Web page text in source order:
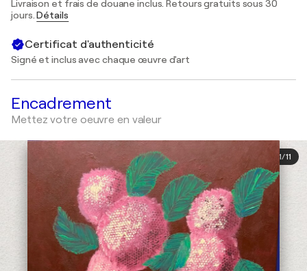
Livraison et frais de douane inclus. Retours gratuits sous 30
jours.Détails
Certificat d'authenticité
Signé et inclus avec chaque œuvre d'art
Encadrement
Mettez votre oeuvre en valeur
1/11